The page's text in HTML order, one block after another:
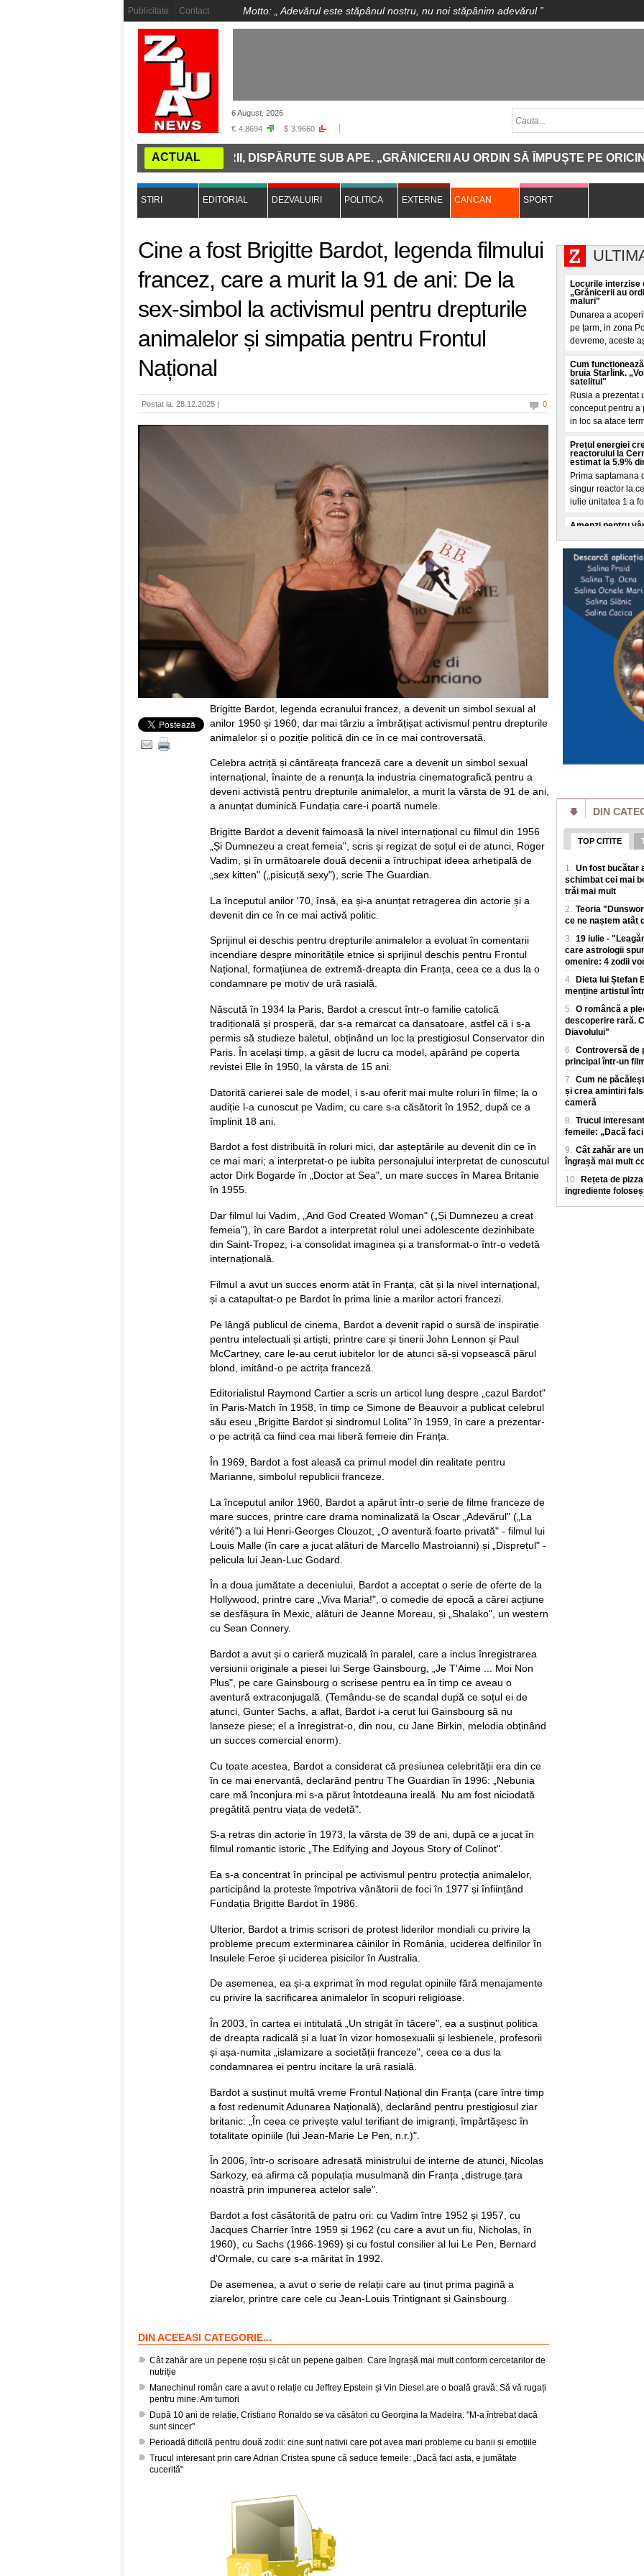
Publicitate Contact Motto: „ Adevărul este stăpânul nostru, nu noi stăpânim adevărul”
6 August, 2026
€ 4.8694 $ 3.9660
ACTUAL
DE PE ȚĂRMUL DUNĂRII, DISPĂRUTE SUB APE. „GRĂNICERII AU ORDIN SĂ ÎMPUȘTE PE ORICINE SE
STIRI EDITORIAL DEZVALUIRI POLITICA EXTERNE CANCAN SPORT
Cine a fost Brigitte Bardot, legenda filmului
francez, care a murit la 91 de ani: De la
sex-simbol la activismul pentru drepturile
animalelor și simpatia pentru Frontul
Național
Postat la: 28.12.2025 | 0
Brigitte Bardot, legenda ecranului francez, a devenit un simbol sexual al
anilor 1950 și 1960, dar mai târziu a îmbrățișat activismul pentru drepturile
animalelor și o poziție politică din ce în ce mai controversată.
Celebra actriță și cântăreața franceză care a devenit un simbol sexual
internațional, înainte de a renunța la industria cinematografică pentru a
deveni activistă pentru drepturile animalelor, a murit la vârsta de 91 de ani,
a anunțat duminică Fundația care-i poartă numele.
Brigitte Bardot a devenit faimoasă la nivel internațional cu filmul din 1956
„Și Dumnezeu a creat femeia", scris și regizat de soțul ei de atunci, Roger
Vadim, și în următoarele două decenii a întruchipat ideea arhetipală de
„sex kitten" („pisicuță sexy"), scrie The Guardian.
La începutul anilor '70, însă, ea și-a anunțat retragerea din actorie și a
devenit din ce în ce mai activă politic.
Sprijinul ei deschis pentru drepturile animalelor a evoluat în comentarii
incendiare despre minoritățile etnice și sprijinul deschis pentru Frontul
Național, formațiunea de extremă-dreapta din Franța, ceea ce a dus la o
condamnare pe motiv de ură rasială.
Născută în 1934 la Paris, Bardot a crescut într-o familie catolică
tradițională și prosperă, dar s-a remarcat ca dansatoare, astfel că i s-a
permis să studieze baletul, obținând un loc la prestigiosul Conservator din
Paris. În același timp, a găsit de lucru ca model, apărând pe coperta
revistei Elle în 1950, la vârsta de 15 ani.
Datorită carierei sale de model, i s-au oferit mai multe roluri în filme; la o
audiție l-a cunoscut pe Vadim, cu care s-a căsătorit în 1952, după ce a
împlinit 18 ani.
Bardot a fost distribuită în roluri mici, dar așteptările au devenit din ce în
ce mai mari; a interpretat-o pe iubita personajului interpretat de cunoscutul
actor Dirk Bogarde în „Doctor at Sea", un mare succes în Marea Britanie
în 1955.
Dar filmul lui Vadim, „And God Created Woman" („Și Dumnezeu a creat
femeia"), în care Bardot a interpretat rolul unei adolescente dezinhibate
din Saint-Tropez, i-a consolidat imaginea și a transformat-o într-o vedetă
internațională.
Filmul a avut un succes enorm atât în Franța, cât și la nivel internațional,
și a catapultat-o pe Bardot în prima linie a marilor actori francezi.
Pe lângă publicul de cinema, Bardot a devenit rapid o sursă de inspirație
pentru intelectuali și artiști, printre care și tinerii John Lennon și Paul
McCartney, care le-au cerut iubitelor lor de atunci să-și vopsească părul
blond, imitând-o pe actrița franceză.
Editorialistul Raymond Cartier a scris un articol lung despre „cazul Bardot"
în Paris-Match în 1958, în timp ce Simone de Beauvoir a publicat celebrul
său eseu „Brigitte Bardot și sindromul Lolita" în 1959, în care a prezentar-
o pe actriță ca fiind cea mai liberă femeie din Franța.
În 1969, Bardot a fost aleasă ca primul model din realitate pentru
Marianne, simbolul republicii franceze.
La începutul anilor 1960, Bardot a apărut într-o serie de filme franceze de
mare succes, printre care drama nominalizată la Oscar „Adevărul" („La
vérité") a lui Henri-Georges Clouzot, „O aventură foarte privată" - filmul lui
Louis Malle (în care a jucat alături de Marcello Mastroianni) și „Disprețul" -
pelicula lui Jean-Luc Godard.
În a doua jumătate a deceniului, Bardot a acceptat o serie de oferte de la
Hollywood, printre care „Viva Maria!", o comedie de epocă a cărei acțiune
se desfășura în Mexic, alături de Jeanne Moreau, și „Shalako", un western
cu Sean Connery.
Bardot a avut și o carieră muzicală în paralel, care a inclus înregistrarea
versiunii originale a piesei lui Serge Gainsbourg, „Je T'Aime ... Moi Non
Plus", pe care Gainsbourg o scrisese pentru ea în timp ce aveau o
aventură extraconjugală. (Temându-se de scandal după ce soțul ei de
atunci, Gunter Sachs, a aflat, Bardot i-a cerut lui Gainsbourg să nu
lanseze piese; el a înregistrat-o, din nou, cu Jane Birkin, melodia obținând
un succes comercial enorm).
Cu toate acestea, Bardot a considerat că presiunea celebrității era din ce
în ce mai enervantă, declarând pentru The Guardian în 1996: „Nebunia
care mă înconjura mi s-a părut întotdeauna ireală. Nu am fost niciodată
pregătită pentru viața de vedetă".
S-a retras din actorie în 1973, la vârsta de 39 de ani, după ce a jucat în
filmul romantic istoric „The Edifying and Joyous Story of Colinot".
Ea s-a concentrat în principal pe activismul pentru protecția animalelor,
participând la proteste împotriva vânătorii de foci în 1977 și înființând
Fundația Brigitte Bardot în 1986.
Ulterior, Bardot a trimis scrisori de protest liderilor mondiali cu privire la
probleme precum exterminarea câinilor în România, uciderea delfinilor în
Insulele Feroe și uciderea pisicilor în Australia.
De asemenea, ea și-a exprimat în mod regulat opiniile fără menajamente
cu privire la sacrificarea animalelor în scopuri religioase.
În 2003, în cartea ei intitulată „Un strigăt în tăcere", ea a susținut politica
de dreapta radicală și a luat în vizor homosexualii și lesbienele, profesorii
și așa-numita „islamizare a societății franceze", ceea ce a dus la
condamnarea ei pentru incitare la ură rasială.
Bardot a susținut multă vreme Frontul Național din Franța (care între timp
a fost redenumit Adunarea Națională), declarând pentru prestigiosul ziar
britanic: „În ceea ce privește valul terifiant de imigranți, împărtășesc în
totalitate opiniile (lui Jean-Marie Le Pen, n.r.)".
În 2006, într-o scrisoare adresată ministrului de interne de atunci, Nicolas
Sarkozy, ea afirma că populația musulmană din Franța „distruge țara
noastră prin impunerea actelor sale".
Bardot a fost căsătorită de patru ori: cu Vadim între 1952 și 1957, cu
Jacques Charrier între 1959 și 1962 (cu care a avut un fiu, Nicholas, în
1960), cu Sachs (1966-1969) și cu fostul consilier al lui Le Pen, Bernard
d'Ormale, cu care s-a măritat în 1992.
De asemenea, a avut o serie de relații care au ținut prima pagină a
ziarelor, printre care cele cu Jean-Louis Trintignant și Gainsbourg.
DIN ACEEASI CATEGORIE...
Cât zahăr are un pepene roșu și cât un pepene galben. Care îngrașă mai mult conform cercetarilor de
nutriție
Manechinul român care a avut o relație cu Jeffrey Epstein și Vin Diesel are o boală gravă: Să vă rugați
pentru mine. Am tumori
După 10 ani de relație, Cristiano Ronaldo se va căsători cu Georgina la Madeira. "M-a întrebat dacă
sunt sincer"
Perioadă dificilă pentru două zodii: cine sunt nativii care pot avea mari probleme cu banii și emoțiile
Trucul interesant prin care Adrian Cristea spune că seduce femeile: „Dacă faci asta, e jumătate
cucerită"
Locurile interzise
„Grănicerii au
maluri"
Dunarea a
pe țarm, in zona
devreme, aceste
Cum
bruia Starlink.
satelitul"
Rusia a prezentat
conceput pentru a
in loc sa atace
Prețul energiei
reactorului la
estimat la 5.9%
Prima saptamana
singur reactor la
iulie unitatea 1 a
Amenzi pentru
producerii unor
Polițiștii rutieri au
fructe sau celor
de sezon, dupa ce
Femeia care a
Londra ar fi
Femeia de 47 de
august, in Covent
zone turistice ale
Meta anunță că
compromis
Meta susține ca
artificiala a reușit
sistemele unei
Atacurile SUA
crizei de muniție.
apararii Pete
muniție cu care s-
Cornel Dinu e în
pierde 3.500 de
Scandalul dintre
istoria lui Dinamo,
produca efecte.
Cât timp
de unu care
de deplasare se
Un studiu facut
Minnesota, care a
care parcurge in
DIN
TOP CITITE
1. Un fost bucătar
schimbat cei mai
trăi mai mult
2. Teoria
ce ne naștem atât
3. 19 iulie -
care astrologii
omenire: 4 zodii
4. Dieta lui Ștefan
menține artistul
5. O româncă a
descoperire rară.
Diavolului"
6. Controversă de
principal într-un
7. Cum ne
și crea amintiri
cameră
8. Trucul
femeile: „Dacă
9. Cât zahăr are
îngrașă mai mult
10. Rețeta de
ingrediente